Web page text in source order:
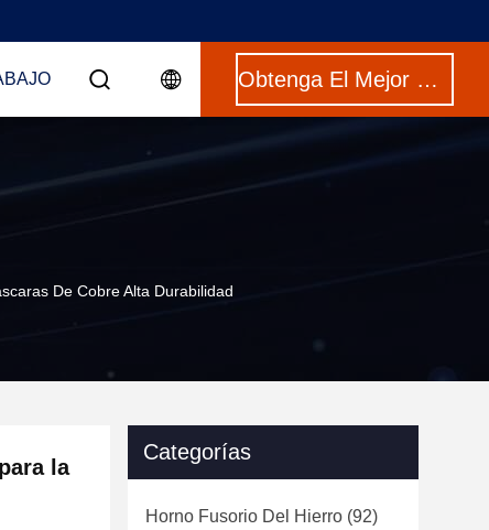
Obtenga El Mejor Precio
De Cobre Alta Durabilidad
la
Categorías
Horno Fusorio Del Hierro (92)